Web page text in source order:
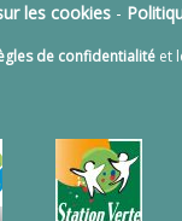
les cookies-
de confidentialité et